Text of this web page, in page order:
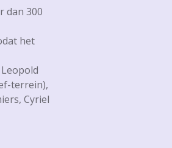
dan 300
het
terrein),
Cyriel